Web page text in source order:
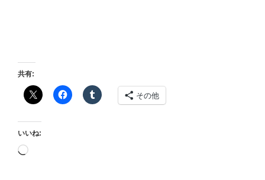
共有:
その他
いいね:
読